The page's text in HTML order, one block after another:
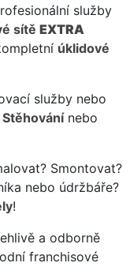
služby
sítě EXTRA
úklidové
služby nebo
Stěhovánínebo
Smontovat?
nebo údržbáře?
!
a odborně
franchisové